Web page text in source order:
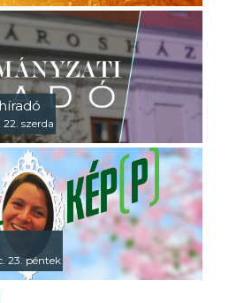
szerda
23. péntek